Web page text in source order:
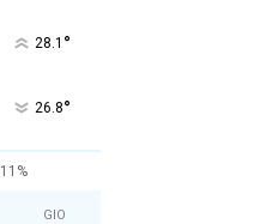
28.1 °
26.8°
11%
GIO